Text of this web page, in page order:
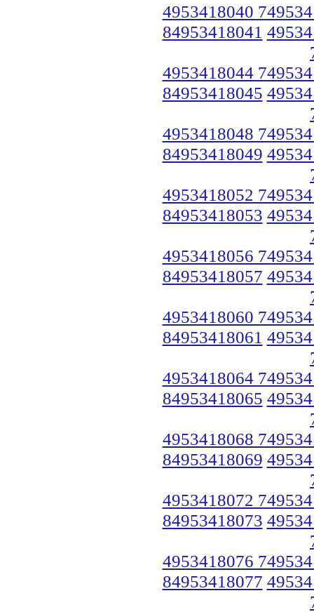
4953418040
84953418041
4953418044
84953418045
4953418048
84953418049
4953418052
84953418053
4953418056
84953418057
4953418060
84953418061
4953418064
84953418065
4953418068
84953418069
4953418072
84953418073
4953418076
84953418077